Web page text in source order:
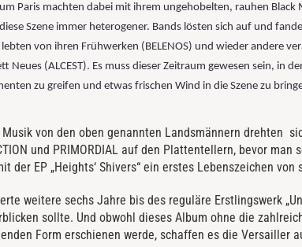
Paris machten dabei mit ihrem ungehobelten, rauhen
Szene immer heterogener. Bands lösten sich auf und
von ihren Frühwerken (BELENOS) und wieder andere
Neues (ALCEST). Es muss dieser Zeitraum gewesen sein, in
zu greifen und etwas frischen Wind in die Szene zu
Musik von den oben genannten Landsmännern drehten
und PRIMORDIAL auf den Plattentellern, bevor man
der EP „Heights‘ Shivers“ ein erstes Lebenszeichen
weitere sechs Jahre bis des reguläre Erstlingswerk
sollte. Und obwohl dieses Album ohne die
Form erschienen werde, schaffen es die Versailler